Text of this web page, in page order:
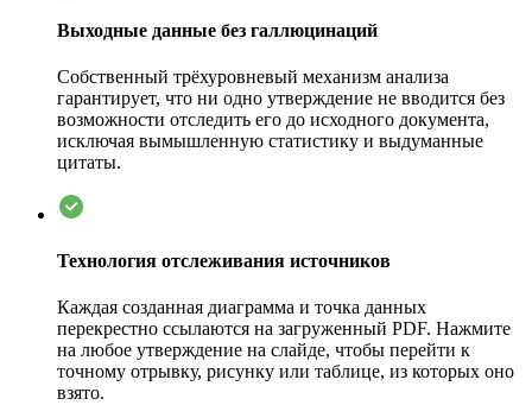
Выходные данные без галлюцинаций
Собственный трёхуровневый механизм анализа
гарантирует, что ни одно утверждение не вводится без
возможности отследить его до исходного документа,
исключая вымышленную статистику и выдуманные
цитаты.
Технология отслеживания источников
Каждая созданная диаграмма и точка данных
перекрестно ссылаются на загруженный PDF. Нажмите
на любое утверждение на слайде, чтобы перейти к
точному отрывку, рисунку или таблице, из которых оно
взято.